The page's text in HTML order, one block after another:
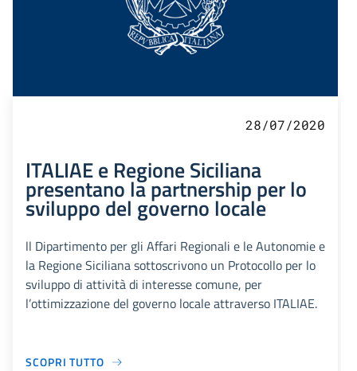
28/07/2020
ITALIAE e Regione Siciliana
presentano la partnership per lo
sviluppo del governo locale
ll Dipartimento per gli Affari Regionali e le Autonomie e
la Regione Siciliana sottoscrivono un Protocollo per lo
sviluppo di attività di interesse comune, per
l’ottimizzazione del governo locale attraverso ITALIAE.
SCOPRI TUTTO